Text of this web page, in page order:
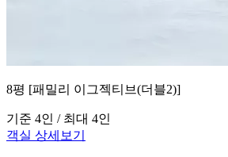
8평 [패밀리 이그젝티브(더블2)]
기준 4인 / 최대 4인
객실 상세보기